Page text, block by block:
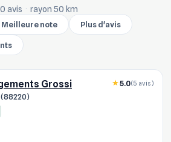
avis · rayon 50 km
Meilleure note Plus d'avis
Grossi
(88220)
5.0(5 avis)